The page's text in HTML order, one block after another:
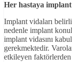
Her hastaya
Implant vidaları belirli
nedenle implant
implant vidasını
gerekmektedir.
etkileyen